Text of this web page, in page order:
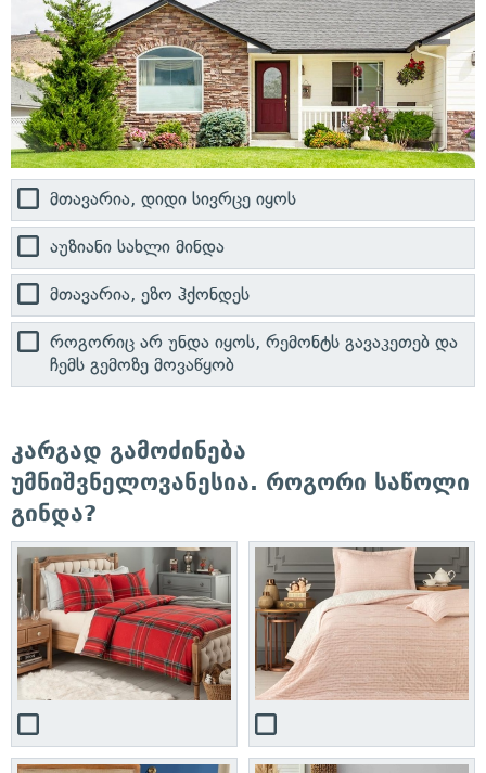
მთავარია, დიდი სივრცე იყოს
აუზიანი სახლი მინდა
მთავარია, ეზო ჰქონდეს
როგორიც არ უნდა იყოს, რემონტს გავაკეთებ და
ჩემს გემოზე მოვაწყობ
კარგად გამოძინება
უმნიშვნელოვანესია. როგორი საწოლი
გინდა?